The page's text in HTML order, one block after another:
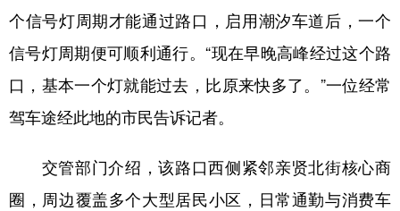
个信号灯周期才能通过路口，启用潮汐车道后，一个
信号灯周期便可顺利通行。“现在早晚高峰经过这个路
口，基本一个灯就能过去，比原来快多了。”一位经常
驾车途经此地的市民告诉记者。
交管部门介绍，该路口西侧紧邻亲贤北街核心商
圈，周边覆盖多个大型居民小区，日常通勤与消费车